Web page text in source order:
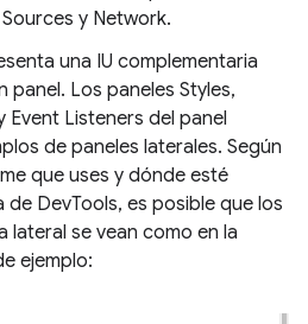
y Network.
una IU complementaria
panel. Los paneles Styles,
Event Listeners del panel
de paneles laterales. Según
que uses y dónde esté
de DevTools, es posible que los
lateral se vean como en la
ejemplo: